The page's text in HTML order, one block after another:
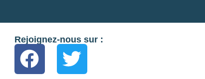
Rejoignez-nous sur :